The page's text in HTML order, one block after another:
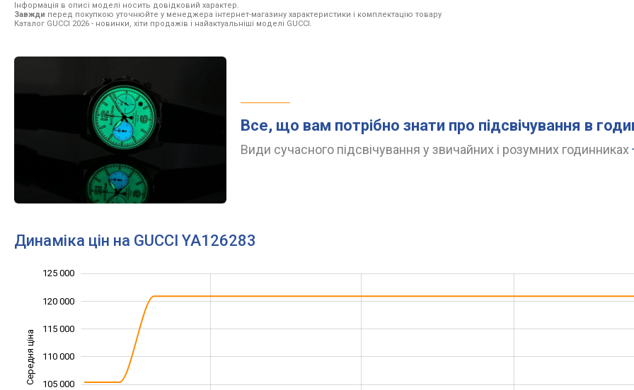
Інформація в описі моделі носить довідковий характер.
Завжди перед покупкою уточнюйте у менеджера інтернет-магазину характеристики і комплектацію товару
Каталог GUCCI 2026 - новинки, хіти продажів і найактуальніші моделі GUCCI.
Все, що вам потрібно знати про підсвічування в
Види сучасного підсвічування у звичайних і розумних годинниках
Динаміка цін на GUCCI YA126283
Середня ціна 100 000
105 000
110 000
115 000
120 000
125 000